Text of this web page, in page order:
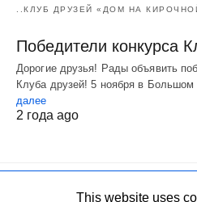
..КЛУБ ДРУЗЕЙ «ДОМ НА
Победители конкурса
Дорогие друзья! Рады объявить
Клуба друзей! 5 ноября в Большом
далее
2 года ago
Все права защищены
This website uses